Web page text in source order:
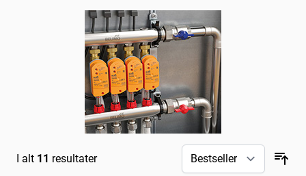
energieffektivitet er i top. Med avancerede
kommunikationsprotokoller som MP-Bus, BACnet og
Modbus er det nemmere end nogensinde at overvåge og
styre energiforbruget....
I alt 11 resultater